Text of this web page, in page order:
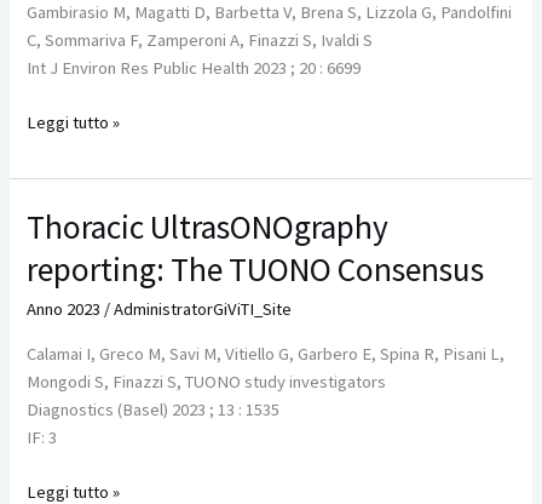
Gambirasio M, Magatti D, Barbetta V, Brena S, Lizzola G, Pandolfini
C, Sommariva F, Zamperoni A, Finazzi S, Ivaldi S
Int J Environ Res Public Health 2023 ; 20 : 6699
and
Italy
through
analysis
Leggi tutto »
Thoracic UltrasONOgraphy
reporting: The TUONO Consensus
Anno 2023 /AdministratorGiViTI_Site
Calamai I, Greco M, Savi M, Vitiello G, Garbero E, Spina R, Pisani L,
Mongodi S, Finazzi S, TUONO study investigators
Diagnostics (Basel) 2023 ; 13 : 1535
IF: 3
Thoracic
UltrasONOgraphy
reporting:
The
Consensus
Leggi tutto »